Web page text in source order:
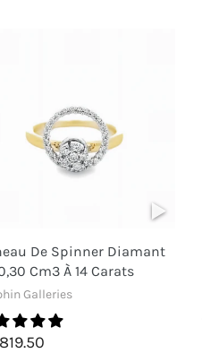
De Spinner Diamant
Cm3 À 14 Carats
Galleries